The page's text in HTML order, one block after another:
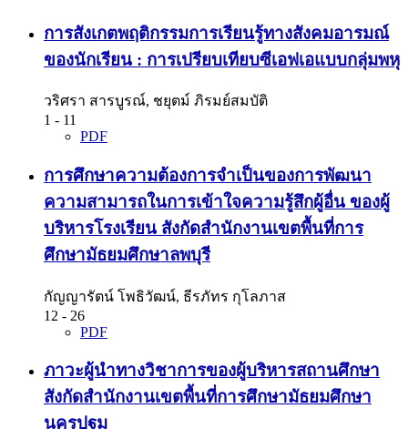
การสังเกตพฤติกรรมการเรียนรู้ทางสังคมอารมณ์
ของนักเรียน : การเปรียบเทียบซีเอฟเอแบบกลุ่มพหุ
วริศรา สารบูรณ์, ชยุตม์ ภิรมย์สมบัติ
1 - 11
PDF
การศึกษาความต้องการจำเป็นของการพัฒนา
ความสามารถในการเข้าใจความรู้สึกผู้อื่น ของผู้
บริหารโรงเรียน สังกัดสำนักงานเขตพื้นที่การ
ศึกษามัธยมศึกษาลพบุรี
กัญญารัตน์ โพธิวัฒน์, ธีรภัทร กุโลภาส
12 - 26
PDF
ภาวะผู้นำทางวิชาการของผู้บริหารสถานศึกษา
สังกัดสำนักงานเขตพื้นที่การศึกษามัธยมศึกษา
นครปฐม